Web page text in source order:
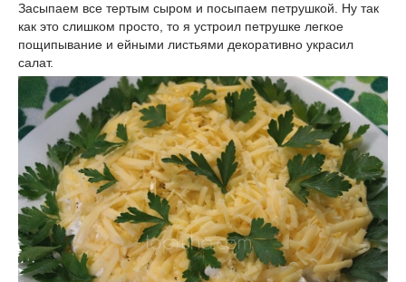
Засыпаем все тертым сыром и посыпаем петрушкой. Ну так
как это слишком просто, то я устроил петрушке легкое
пощипывание и ейными листьями декоративно украсил
салат.